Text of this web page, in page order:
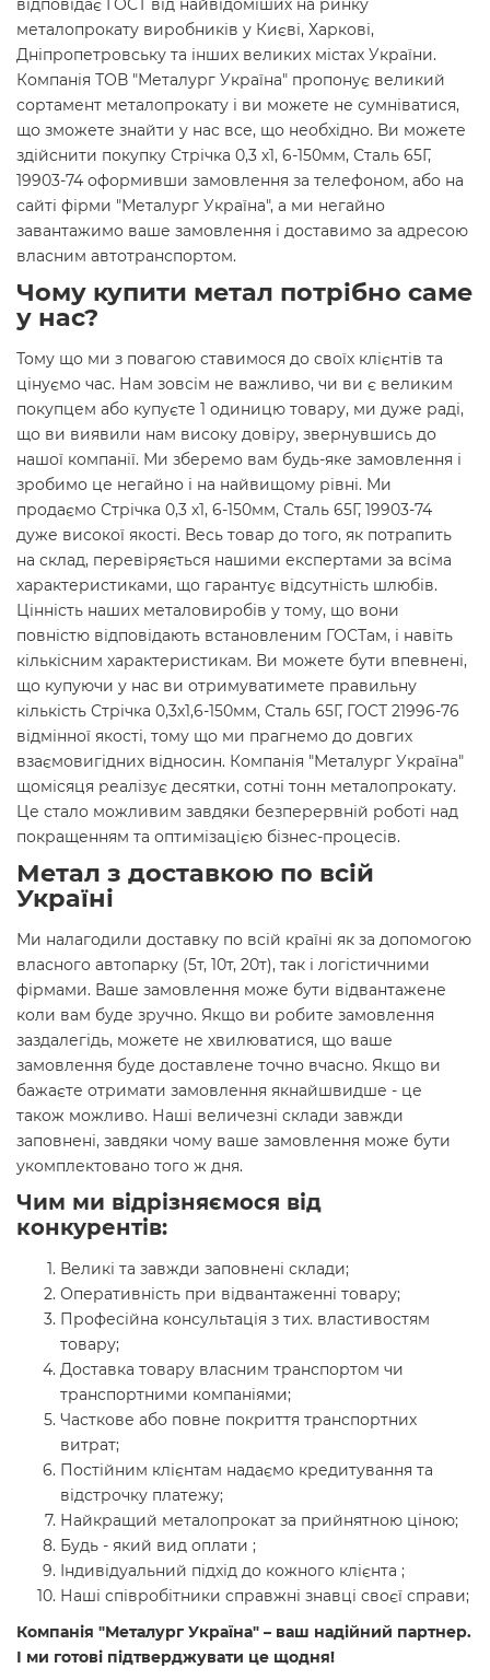
відповідає ГОСТ від найвідоміших на ринку
металопрокату виробників у Києві, Харкові,
Дніпропетровську та інших великих містах України.
Компанія ТОВ "Металург Україна" пропонує великий
сортамент металопрокату і ви можете не сумніватися,
що зможете знайти у нас все, що необхідно. Ви можете
здійснити покупку Стрічка 0,3 х1, 6-150мм, Сталь 65Г,
19903-74 оформивши замовлення за телефоном, або на
сайті фірми "Металург Україна", а ми негайно
завантажимо ваше замовлення і доставимо за адресою
власним автотранспортом.
Чому купити метал потрібно саме
у нас?
Тому що ми з повагою ставимося до своїх клієнтів та
цінуємо час. Нам зовсім не важливо, чи ви є великим
покупцем або купуєте 1 одиницю товару, ми дуже раді,
що ви виявили нам високу довіру, звернувшись до
нашої компанії. Ми зберемо вам будь-яке замовлення і
зробимо це негайно і на найвищому рівні. Ми
продаємо Стрічка 0,3 х1, 6-150мм, Сталь 65Г, 19903-74
дуже високої якості. Весь товар до того, як потрапить
на склад, перевіряється нашими експертами за всіма
характеристиками, що гарантує відсутність шлюбів.
Цінність наших металовиробів у тому, що вони
повністю відповідають встановленим ГОСТам, і навіть
кількісним характеристикам. Ви можете бути впевнені,
що купуючи у нас ви отримуватимете правильну
кількість Стрічка 0,3х1,6-150мм, Сталь 65Г, ГОСТ 21996-76
відмінної якості, тому що ми прагнемо до довгих
взаємовигідних відносин. Компанія "Металург Україна"
щомісяця реалізує десятки, сотні тонн металопрокату.
Це стало можливим завдяки безперервній роботі над
покращенням та оптимізацією бізнес-процесів.
Метал з доставкою по всій
Україні
Ми налагодили доставку по всій країні як за допомогою
власного автопарку (5т, 10т, 20т), так і логістичними
фірмами. Ваше замовлення може бути відвантажене
коли вам буде зручно. Якщо ви робите замовлення
заздалегідь, можете не хвилюватися, що ваше
замовлення буде доставлене точно вчасно. Якщо ви
бажаєте отримати замовлення якнайшвидше - це
також можливо. Наші величезні склади завжди
заповнені, завдяки чому ваше замовлення може бути
укомплектовано того ж дня.
Чим ми відрізняємося від
конкурентів:
Великі та завжди заповнені склади;
Оперативність при відвантаженні товару;
Професійна консультація з тих. властивостям
товару;
Доставка товару власним транспортом чи
транспортними компаніями;
Часткове або повне покриття транспортних
витрат;
Постійним клієнтам надаємо кредитування та
відстрочку платежу;
Найкращий металопрокат за прийнятною ціною;
Будь - який вид оплати ;
Індивідуальний підхід до кожного клієнта ;
Наші співробітники справжні знавці своєї справи;
Компанія "Металург Україна" – ваш надійний партнер.
І ми готові підтверджувати це щодня!